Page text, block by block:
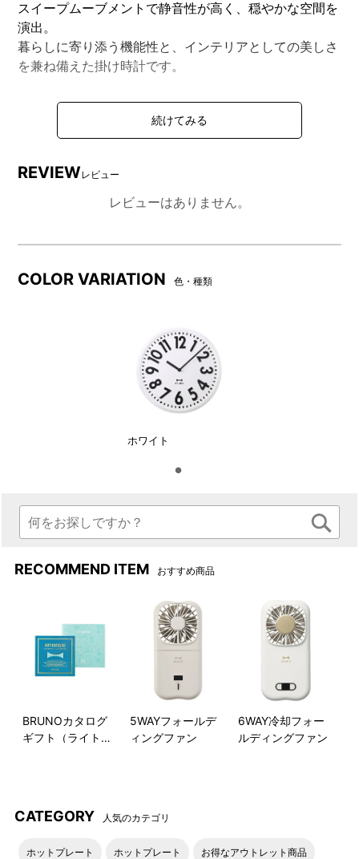
スイープムーブメントで静音性が高く、穏やかな空間を
演出。
暮らしに寄り添う機能性と、インテリアとしての美しさ
を兼ね備えた掛け時計です。
DETAIL商品詳細
文字盤のインデックスは大き
目の数字のタイプです。
時刻の確認もしやすく使いや
単3形電池×1本でご使用いただ
けます。
パッケージ
REVIEWレビュー
レビューはありません。
COLOR VARIATION 色・種類
ホワイト
RECOMMEND ITEM おすすめ商品
BRUNOカタログ
ギフト（ライトブ
5WAYフォールデ
ィングファン
6WAY冷却フォー
ルディングファン
CATEGORY 人気のカテゴリ
ホットプレート ホットプレート お得なアウトレット商品